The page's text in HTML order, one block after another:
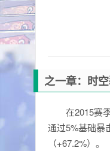
之一章：时
在2015赛
通过5%基础暴
（+67.2%）。